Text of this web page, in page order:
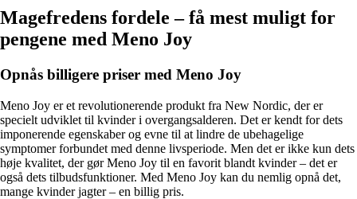
Magefredens fordele – få mest muligt for
pengene med Meno Joy
Opnås billigere priser med Meno Joy
Meno Joy er et revolutionerende produkt fra New Nordic, der er
specielt udviklet til kvinder i overgangsalderen. Det er kendt for dets
imponerende egenskaber og evne til at lindre de ubehagelige
symptomer forbundet med denne livsperiode. Men det er ikke kun dets
høje kvalitet, der gør Meno Joy til en favorit blandt kvinder – det er
også dets tilbudsfunktioner. Med Meno Joy kan du nemlig opnå det,
mange kvinder jagter – en billig pris.